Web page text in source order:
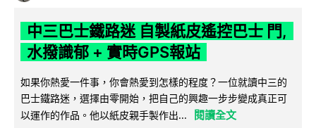
中三巴士鐵路迷 自製紙皮遙控巴士 門,
水撥識郁 + 實時GPS報站
如果你熱愛一件事，你會熱愛到怎樣的程度？一位就讀中三的
巴士鐵路迷，選擇由零開始，把自己的興趣一步步變成真正可
以運作的作品。他以紙皮親手製作出...
閱讀全文